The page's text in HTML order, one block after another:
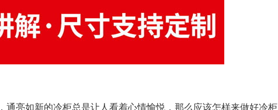
亮如新的冷柜总是让人看着心情愉悦，那么应该怎样来做好冷柜